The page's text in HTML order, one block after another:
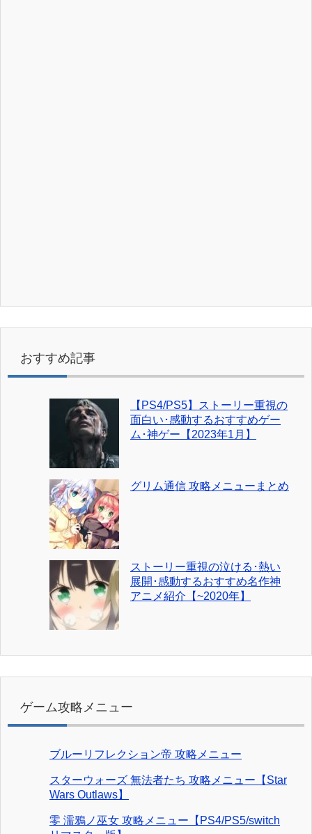
おすすめ記事
【PS4/PS5】ストーリー重視の
面白い･感動するおすすめゲー
ム･神ゲー【2023年1月】
グリム通信 攻略メニューまとめ
ストーリー重視の泣ける･熱い
展開･感動するおすすめ名作神
アニメ紹介【~2020年】
ゲーム攻略メニュー
ブルーリフレクション帝 攻略メニュー
スターウォーズ 無法者たち 攻略メニュー【Star
Wars Outlaws】
零 濡鴉ノ巫女 攻略メニュー【PS4/PS5/switch